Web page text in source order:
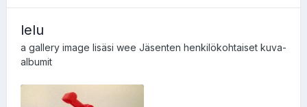
lelu
a gallery image lisäsi wee Jäsenten henkilökohtaiset kuva-
albumit